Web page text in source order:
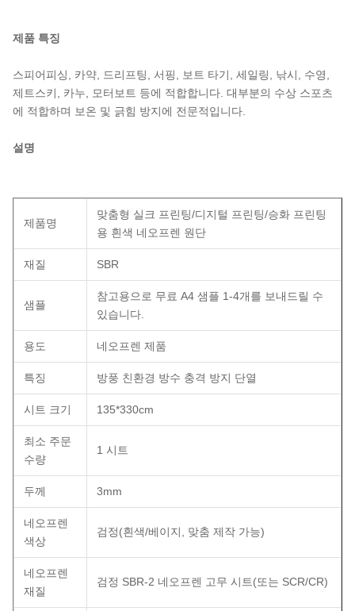
제품 특징
스피어피싱, 카약, 드리프팅, 서핑, 보트 타기, 세일링, 낚시, 수영,
제트스키, 카누, 모터보트 등에 적합합니다. 대부분의 수상 스포츠
에 적합하며 보온 및 긁힘 방지에 전문적입니다.
설명
제품명
맞춤형 실크 프린팅/디지털 프린팅/승화 프린팅
용 흰색 네오프렌 원단
재질 SBR
샘플
참고용으로 무료 A4 샘플 1-4개를 보내드릴 수
있습니다.
용도 네오프렌 제품
특징 방풍 친환경 방수 충격 방지 단열
시트 크기 135*330cm
최소 주문
수량
1 시트
두께 3mm
네오프렌
색상
검정(흰색/베이지, 맞춤 제작 가능)
네오프렌
재질
검정 SBR-2 네오프렌 고무 시트(또는 SCR/CR)